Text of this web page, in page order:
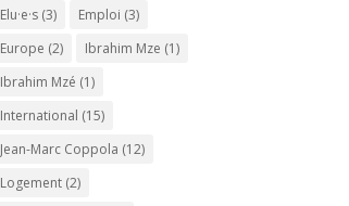
Elu·e·s (3) Emploi (3)
Europe (2) Ibrahim Mze (1)
Ibrahim Mzé (1)
International (15)
Jean-Marc Coppola (12)
Logement (2)